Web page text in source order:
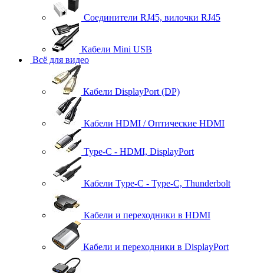
Соединители RJ45, вилочки RJ45
Кабели Mini USB
Всё для видео
Кабели DisplayPort (DP)
Кабели HDMI / Оптические HDMI
Type-C - HDMI, DisplayPort
Кабели Type-C - Type-C, Thunderbolt
Кабели и переходники в HDMI
Кабели и переходники в DisplayPort